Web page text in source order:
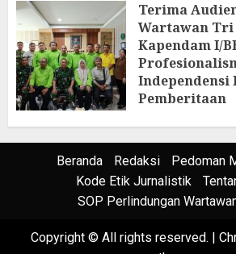
Terima
Wartawan
Kapendam I/
Independensi
Pemberitaan
Beranda Redaksi
Pedoman
Kode Etik Jurnalistik
SOP Perlindungan
Copyright © All rights reserved. |